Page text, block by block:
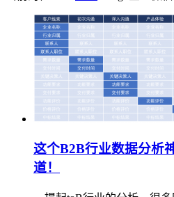
这个B2B行业数据分析
道！